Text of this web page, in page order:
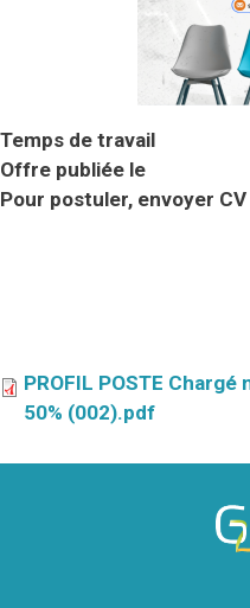
Temps de travail
Offre publiée le
Pour postuler, envoyer
PROFIL POSTE Chargé
50% (002).pdf